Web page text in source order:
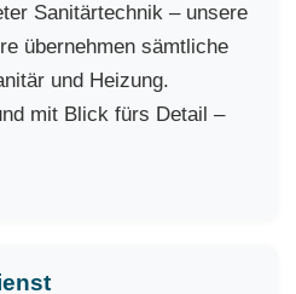
Sanitärtechnik – unsere
übernehmen sämtliche
und Heizung.
mit Blick fürs Detail –